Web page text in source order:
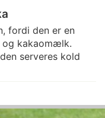
fordi den er en
og kakaomælk.
serveres kold